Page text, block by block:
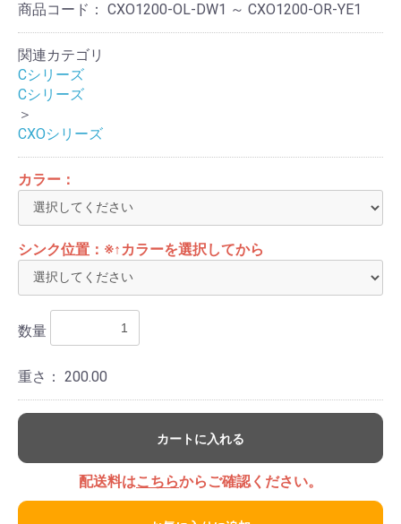
商品コード： CXO1200-OL-DW1 ～ CXO1200-OR-YE1
関連カテゴリ
Cシリーズ
Cシリーズ
＞
CXOシリーズ
カラー：
シンク位置：※↑カラーを選択してから
数量
重さ： 200.00
カートに入れる
配送料はこちらからご確認ください。